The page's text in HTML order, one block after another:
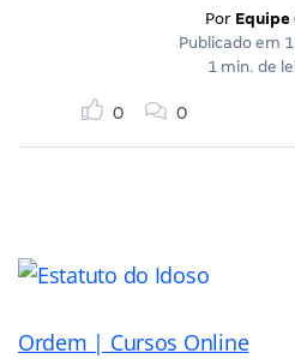
Por Equipe
Publicado em
1 min. de
0 0
Ordem | Cursos Online